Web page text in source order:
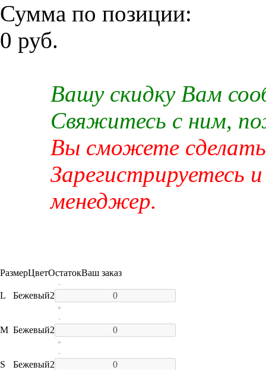
Сумма по позиции:
0 руб.
Вашу скидку Вам
Свяжитесь с ним,
Вы сможете сделать
Зарегистрируетесь
менеджер.
РазмерЦветОстатокВаш заказ
L Бежевый2
-
+
M Бежевый2
-
+
S Бежевый2
-